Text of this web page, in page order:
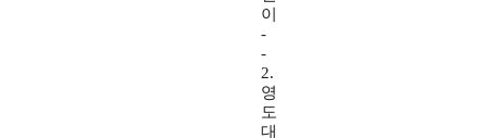
이
-
-
2.
영
도
대